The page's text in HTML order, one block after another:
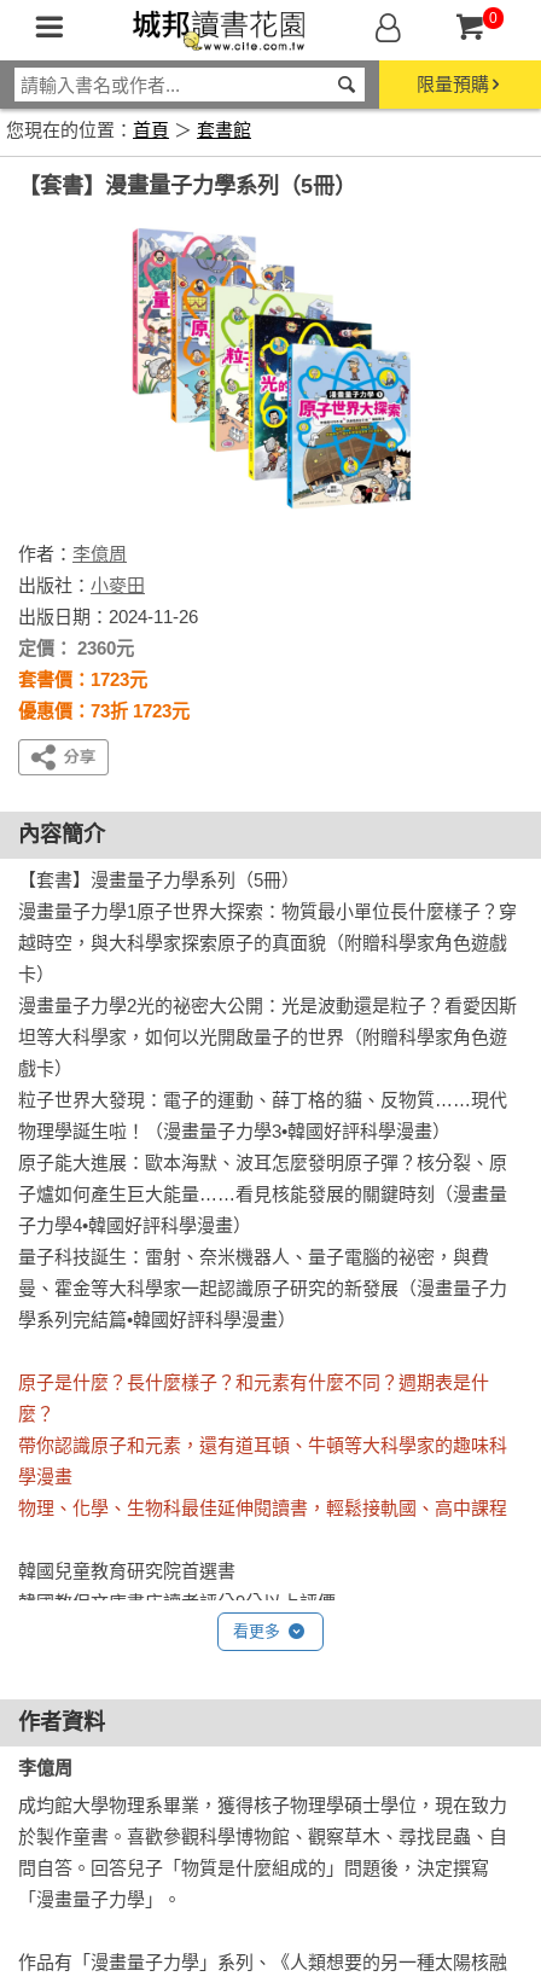
0
限量預購
您現在的位置： 首頁 ＞ 套書館
【套書】漫畫量子力學系列（5冊）
作者： 李億周
出版社： 小麥田
出版日期：2024-11-26
定價： 2360元
套書價：1723元
優惠價：73折 1723元
內容簡介
【套書】漫畫量子力學系列（5冊）
漫畫量子力學1原子世界大探索：物質最小單位長什麼樣子？穿
越時空，與大科學家探索原子的真面貌（附贈科學家角色遊戲
卡）
漫畫量子力學2光的祕密大公開：光是波動還是粒子？看愛因斯
坦等大科學家，如何以光開啟量子的世界（附贈科學家角色遊
戲卡）
粒子世界大發現：電子的運動、薛丁格的貓、反物質……現代
物理學誕生啦！（漫畫量子力學3•韓國好評科學漫畫）
原子能大進展：歐本海默、波耳怎麼發明原子彈？核分裂、原
子爐如何產生巨大能量……看見核能發展的關鍵時刻（漫畫量
子力學4•韓國好評科學漫畫）
量子科技誕生：雷射、奈米機器人、量子電腦的祕密，與費
曼、霍金等大科學家一起認識原子研究的新發展（漫畫量子力
學系列完結篇•韓國好評科學漫畫）
原子是什麼？長什麼樣子？和元素有什麼不同？週期表是什
麼？
帶你認識原子和元素，還有道耳頓、牛頓等大科學家的趣味科
學漫畫
物理、化學、生物科最佳延伸閱讀書，輕鬆接軌國、高中課程
韓國兒童教育研究院首選書
韓國教保文庫書店讀者評分9分以上評價
簡麗賢（北一女中物理教師）
審定
看更多
作者資料
李億周
成均館大學物理系畢業，獲得核子物理學碩士學位，現在致力
於製作童書。喜歡參觀科學博物館、觀察草木、尋找昆蟲、自
問自答。回答兒子「物質是什麼組成的」問題後，決定撰寫
「漫畫量子力學」。
作品有「漫畫量子力學」系列、《人類想要的另一種太陽核融